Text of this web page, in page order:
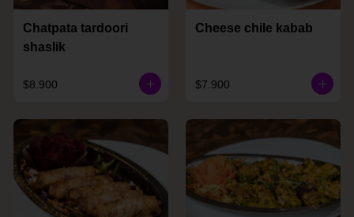
Chatpata tardoori
shaslik
$8.900
Cheese chile kabab
$7.900